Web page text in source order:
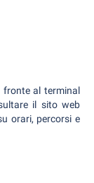
fronte al terminal
il sito web
orari, percorsi e